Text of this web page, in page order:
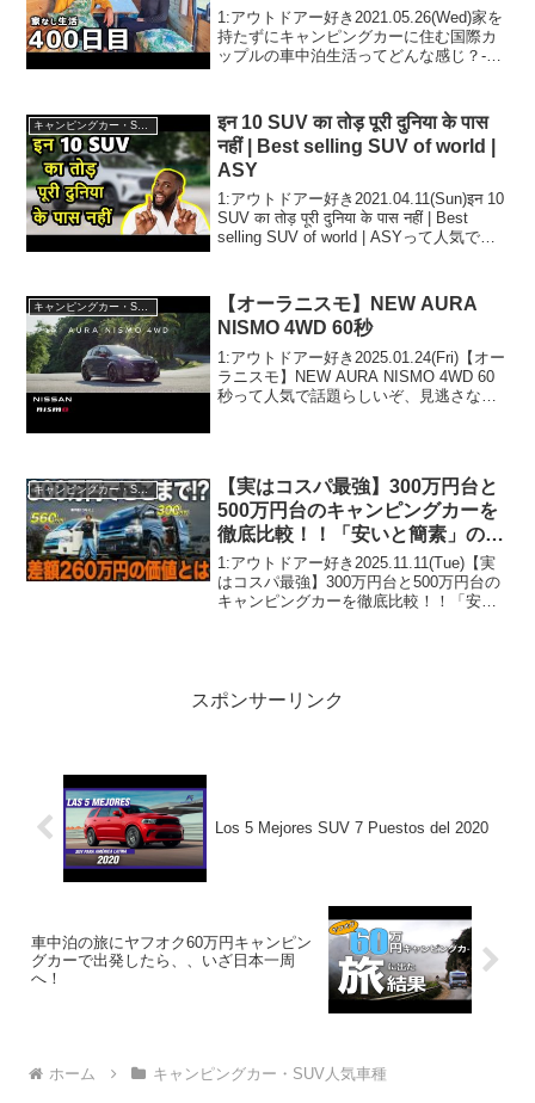
JAPAN 127
1:アウトドアー好き2021.05.26(Wed)家を
持たずにキャンピングカーに住む国際カ
ップルの車中泊生活ってどんな感じ？-
ー好き2021.05....
キャンピングカー・SUV人気車種
इन 10 SUV का तोड़ पूरी दुनिया के पास
नहीं | Best selling SUV of world |
ASY
1:アウトドアー好き2021.04.11(Sun)इन 10
SUV का तोड़ पूरी दुनिया के पास नहीं | Best
selling SUV of world | ASYって人気で話
キャンピングカー・SUV人気車種
【オーラニスモ】NEW AURA
NISMO 4WD 60秒
1:アウトドアー好き2025.01.24(Fri)【オー
ラニスモ】NEW AURA NISMO 4WD 60
秒って人気で話題らしいぞ、見逃さない
キャンピングカー・SUV人気車種
【実はコスパ最強】300万円台と
500万円台のキャンピングカーを
徹底比較！！「安いと簡素」の概
念を崩壊させます。
1:アウトドアー好き2025.11.11(Tue)【実
はコスパ最強】300万円台と500万円台の
キャンピングカーを徹底比較！！「安い
スポンサーリンク
Los 5 Mejores SUV 7 Puestos del 2020
車中泊の旅にヤフオク60万円キャンピン
グカーで出発したら、、いざ日本一周
へ！
ホーム キャンピングカー・SUV人気車種